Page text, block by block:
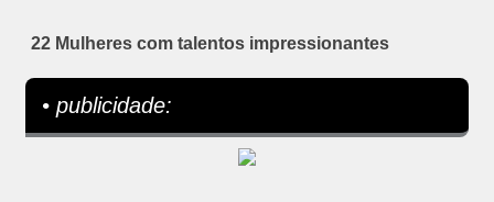
22 Mulheres com talentos impressionantes
• publicidade: